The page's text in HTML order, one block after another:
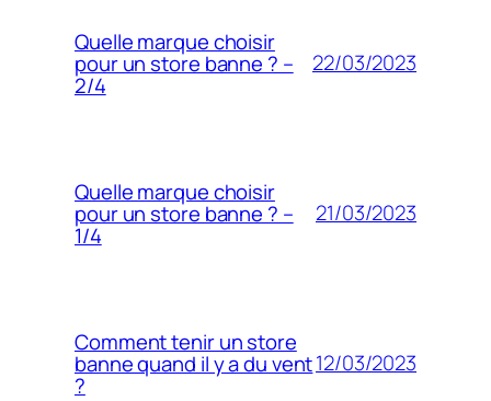
Quelle marque choisir
pour un store banne ? –
2/4
22/03/2023
Quelle marque choisir
pour un store banne ? –
1/4
21/03/2023
Comment tenir un store
banne quand il y a du vent
?
12/03/2023